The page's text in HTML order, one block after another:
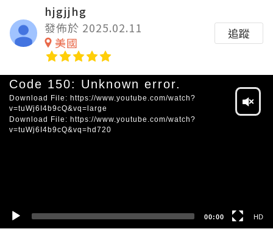
hjgjjhg
發佈於 2025.02.11
美國
追蹤
Video
Player
Code 150: Unknown error.
Download File: https://www.youtube.com/watch?
v=tuWj6I4b9cQ&vq=large
Download File: https://www.youtube.com/watch?
v=tuWj6I4b9cQ&vq=hd720
00:00 HD